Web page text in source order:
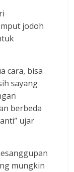
jodoh
cara, bisa
sayang
berbeda
ujar
mungkin